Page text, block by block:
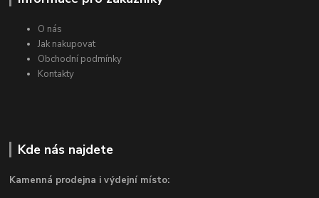
O nás
Jak nakupovat
Obchodní podmínky
Kontakty
Kde nás najdete
Kamenná prodejna i výdejní místo: